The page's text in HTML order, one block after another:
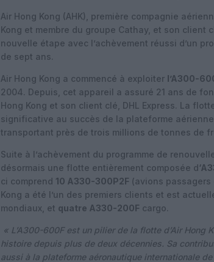
Air Hong Kong (AHK), première compagnie
Kong et membre du groupe Cathay, et son client
nouvelle étape avec l’achèvement réussi d’un
de sept ans.
Air Hong Kong a commencé à exploiter l’A300-
2004. Depuis, cet appareil a assuré 21 ans de
Hong Kong et son client clé, DHL Express. La
significative au succès de la plateforme
transportant près de trois millions de tonnes de
Suite à l’achèvement du programme de
désormais une flotte entièrement composée d
ci comprend 10 A330-300P2F (avions passagers
Kong a été l’un des premiers clients et est
mondiaux, et quatre A330-200F cargo.
« L’A300-600F est un pilier de la flotte d’Air Hong
histoire depuis plus de deux décennies. Sa
aussi à la plateforme aéronautique internationale